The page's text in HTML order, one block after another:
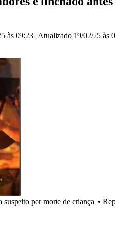
às 09:23 | Atualizado 19/02/25 às
por morte de criança •